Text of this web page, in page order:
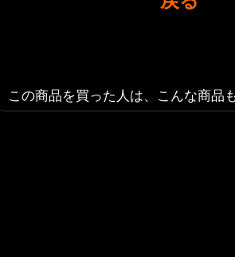
この商品を買った人は、こんな商品